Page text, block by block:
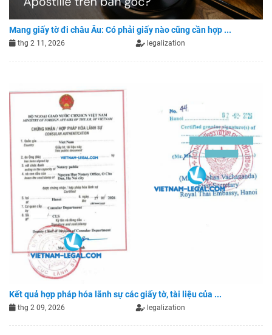
Mang giấy tờ đi châu Âu: Có phải giấy nào cũng cần hợp ...
thg 2 11, 2026 legalization
Kết quả hợp pháp hóa lãnh sự các giấy tờ, tài liệu của ...
thg 2 09, 2026 legalization